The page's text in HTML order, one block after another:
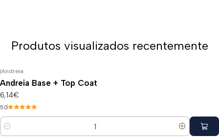
Produtos visualizados recentemente
|Andreia
Andreia Base + Top Coat
6,14€
5.0
Quantidade